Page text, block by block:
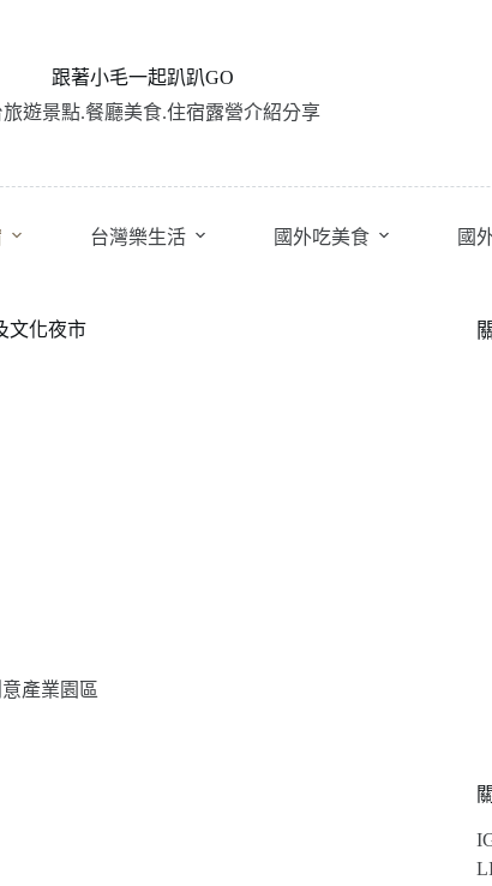
跟著小毛一起趴趴GO
遊景點.餐廳美食.住宿露營介紹分享
台灣樂生活 國外吃美食 國
文化夜市
產業園區